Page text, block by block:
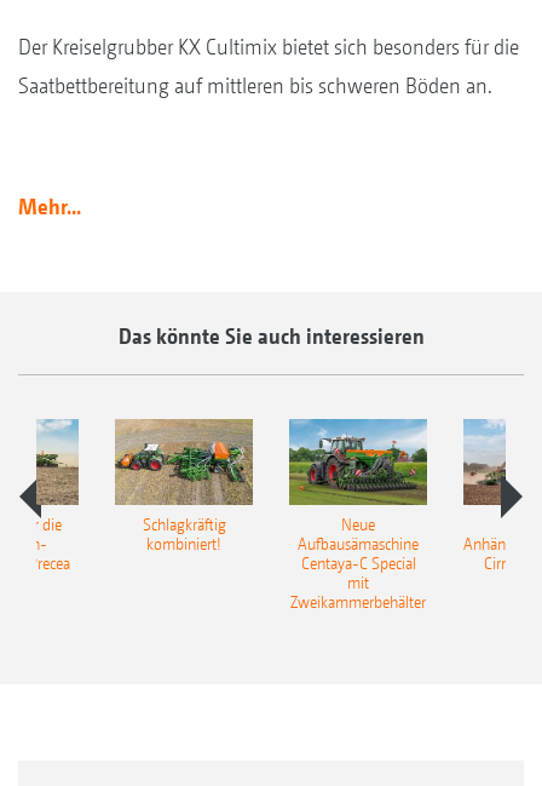
Der Kreiselgrubber KX Cultimix bietet sich besonders für die
Saatbettbereitung auf mittleren bis schweren Böden an.
Mehr...
Das könnte Sie auch interessieren
für die
Precea
Schlagkräftig
kombiniert!
Neue
Aufbausämaschine
Centaya-C Special
mit
Zweikammerbehälter
Cirrus